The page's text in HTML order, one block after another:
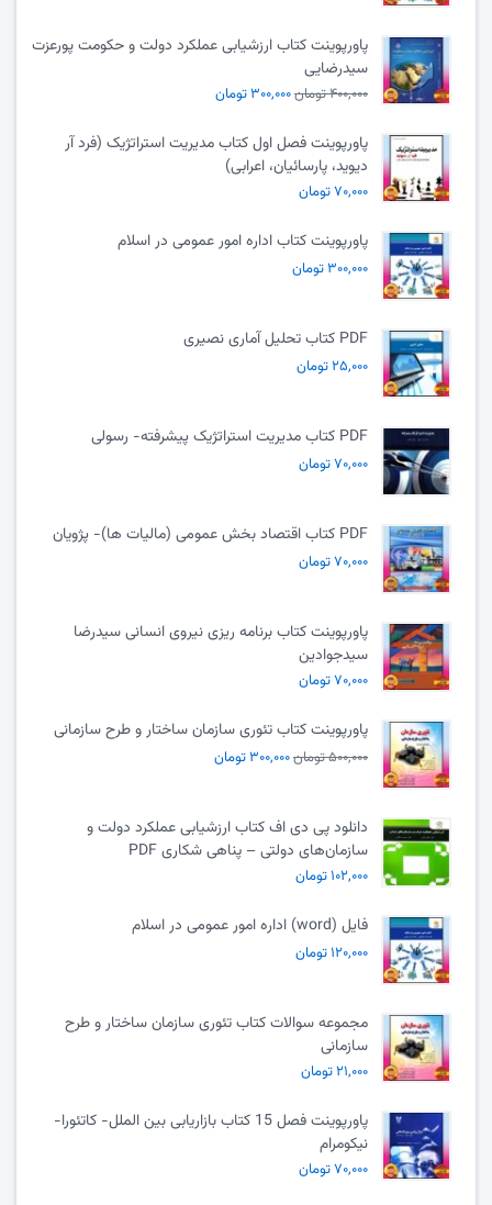
پاورپوینت کتاب ارزشیابی عملکرد دولت و حکومت پورعزت
سیدرضایی
۴۰۰,۰۰۰ تومان ۳۰۰,۰۰۰ تومان
پاورپوینت فصل اول کتاب مدیریت استراتژیک (فرد آر
دیوید، پارسائیان، اعرابی)
۷۰,۰۰۰ تومان
پاورپوینت کتاب اداره امور عمومی در اسلام
۳۰۰,۰۰۰ تومان
PDF کتاب تحلیل آماری نصیری
۲۵,۰۰۰ تومان
PDF کتاب مدیریت استراتژیک پیشرفته- رسولی
۷۰,۰۰۰ تومان
PDF کتاب اقتصاد بخش عمومی (مالیات ها)- پژویان
۷۰,۰۰۰ تومان
پاورپوینت کتاب برنامه ریزی نیروی انسانی سیدرضا
سیدجوادین
۷۰,۰۰۰ تومان
پاورپوینت کتاب تئوری سازمان ساختار و طرح سازمانی
۵۰۰,۰۰۰ تومان ۳۰۰,۰۰۰ تومان
دانلود پی دی اف کتاب ارزشیابی عملکرد دولت و
سازمان‌های دولتی – پناهی شکاری PDF
۱۰۲,۰۰۰ تومان
فایل (word) اداره امور عمومی در اسلام
۱۲۰,۰۰۰ تومان
مجموعه سوالات کتاب تئوری سازمان ساختار و طرح
سازمانی
۲۱,۰۰۰ تومان
پاورپوینت فصل 15 کتاب بازاریابی بین الملل- کاتئورا-
نیکومرام
۷۰,۰۰۰ تومان